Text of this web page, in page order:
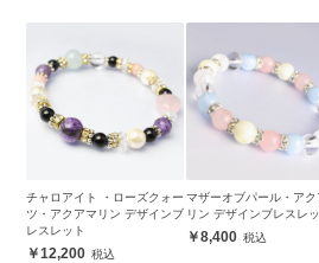
チャロアイト ・ローズクォー
ツ・アクアマリン デザインブ
レスレット
12,200
マザーオブパール・アク
リン デザインブレスレ
8,400